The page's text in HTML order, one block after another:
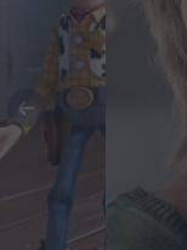
Forrige